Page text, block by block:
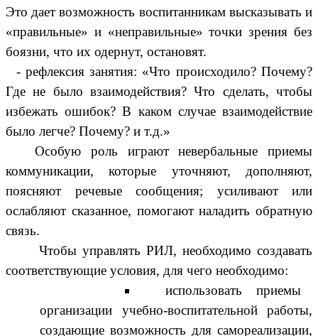
Это дает возможность воспитанникам высказывать и
«правильные» и «неправильные» точки зрения без
боязни, что их одернут, остановят.
- рефлексия занятия: «Что происходило? Почему?
Где не было взаимодействия? Что сделать, чтобы
избежать ошибок? В каком случае взаимодействие
было легче? Почему? и т.д.»
Особую роль играют невербальные приемы
коммуникации, которые уточняют, дополняют,
поясняют речевые сообщения; усиливают или
ослабляют сказанное, помогают наладить обратную
связь.
Чтобы управлять РИЛ, необходимо создавать
соответствующие условия, для чего необходимо:
использовать приемы
организации учебно-воспитательной работы,
создающие возможность для самореализации,